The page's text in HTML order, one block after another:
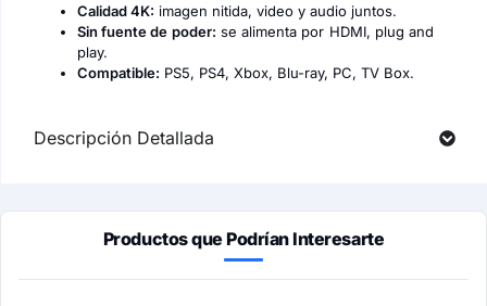
Calidad 4K: imagen nitida, video y audio juntos.
Sin fuente de poder: se alimenta por HDMI, plug and
play.
Compatible: PS5, PS4, Xbox, Blu-ray, PC, TV Box.
Descripción Detallada
Productos que Podrían Interesarte